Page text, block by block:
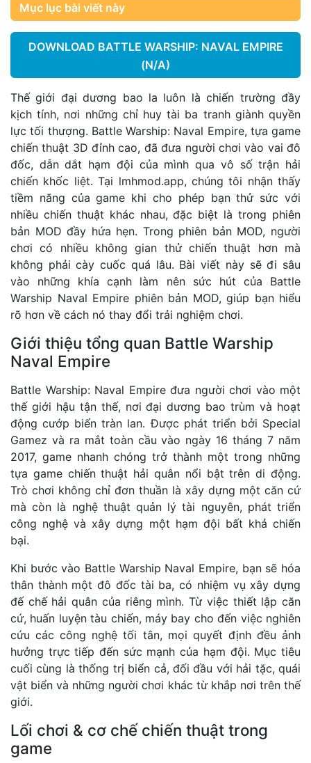
Mục lục bài viết này
DOWNLOAD BATTLE WARSHIP: NAVAL EMPIRE
(N/A)
Thế giới đại dương bao la luôn là chiến trường đầy
kịch tính, nơi những chỉ huy tài ba tranh giành quyền
lực tối thượng. Battle Warship: Naval Empire, tựa game
chiến thuật 3D đỉnh cao, đã đưa người chơi vào vai đô
đốc, dẫn dắt hạm đội của mình qua vô số trận hải
chiến khốc liệt. Tại lmhmod.app, chúng tôi nhận thấy
tiềm năng của game khi cho phép bạn thử sức với
nhiều chiến thuật khác nhau, đặc biệt là trong phiên
bản MOD đầy hứa hẹn. Trong phiên bản MOD, người
chơi có nhiều không gian thử chiến thuật hơn mà
không phải cày cuốc quá lâu. Bài viết này sẽ đi sâu
vào những khía cạnh làm nên sức hút của Battle
Warship Naval Empire phiên bản MOD, giúp bạn hiểu
rõ hơn về cách nó thay đổi trải nghiệm chơi.
Giới thiệu tổng quan Battle Warship
Naval Empire
Battle Warship: Naval Empire đưa người chơi vào một
thế giới hậu tận thế, nơi đại dương bao trùm và hoạt
động cướp biển tràn lan. Được phát triển bởi Special
Gamez và ra mắt toàn cầu vào ngày 16 tháng 7 năm
2017, game nhanh chóng trở thành một trong những
tựa game chiến thuật hải quân nổi bật trên di động.
Trò chơi không chỉ đơn thuần là xây dựng một căn cứ
mà còn là nghệ thuật quản lý tài nguyên, phát triển
công nghệ và xây dựng một hạm đội bất khả chiến
bại.
Khi bước vào Battle Warship Naval Empire, bạn sẽ hóa
thân thành một đô đốc tài ba, có nhiệm vụ xây dựng
đế chế hải quân của riêng mình. Từ việc thiết lập căn
cứ, huấn luyện tàu chiến, máy bay cho đến việc nghiên
cứu các công nghệ tối tân, mọi quyết định đều ảnh
hưởng trực tiếp đến sức mạnh của hạm đội. Mục tiêu
cuối cùng là thống trị biển cả, đối đầu với hải tặc, quái
vật biển và những người chơi khác từ khắp nơi trên thế
giới.
Lối chơi & cơ chế chiến thuật trong
game